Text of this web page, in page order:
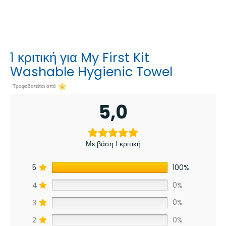
1 κριτική για My First Kit
Washable Hygienic Towel
Τροφοδοτείται από
5,0
Με βάση 1 κριτική
5
100%
4
0%
3
0%
2
0%